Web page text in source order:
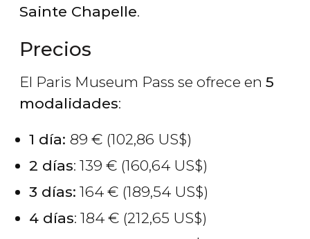
Sainte Chapelle.
Precios
El Paris Museum Pass se ofrece en 5
modalidades:
1 día: 89 € (102,86 US$)
2 días: 139 € (160,64 US$)
3 días: 164 € (189,54 US$)
4 días: 184 € (212,65 US$)